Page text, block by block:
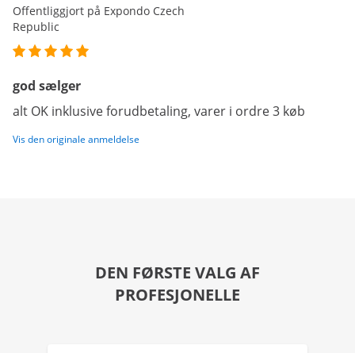
Offentliggjort på Expondo Czech
Republic
god sælger
alt OK inklusive forudbetaling, varer i ordre 3 køb
Vis den originale anmeldelse
DEN FØRSTE VALG AF
PROFESJONELLE